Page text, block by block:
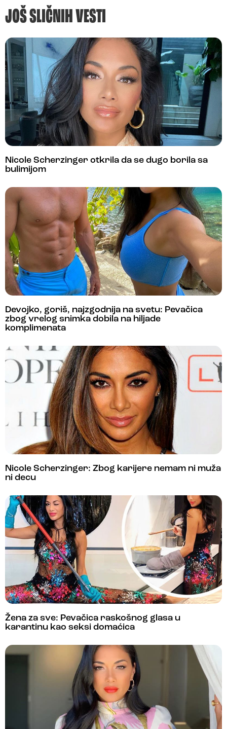
JOŠ SLIČNIH VESTI
Nicole Scherzinger otkrila da se dugo borila sa
bulimijom
Devojko, goriš, najzgodnija na svetu: Pevačica
zbog vrelog snimka dobila na hiljade
komplimenata
Nicole Scherzinger: Zbog karijere nemam ni muža
ni decu
Žena za sve: Pevačica raskošnog glasa u
karantinu kao seksi domaćica